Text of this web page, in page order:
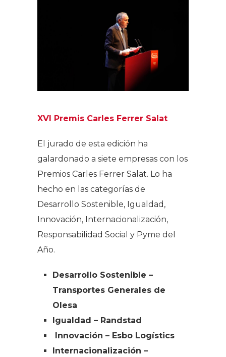
XVI Premis Carles Ferrer Salat
El jurado de esta edición ha
galardonado a siete empresas con los
Premios Carles Ferrer Salat. Lo ha
hecho en las categorías de
Desarrollo Sostenible, Igualdad,
Innovación, Internacionalización,
Responsabilidad Social y Pyme del
Año.
Desarrollo Sostenible –
Transportes Generales de
Olesa
Igualdad – Randstad
Innovación – Esbo Logístics
Internacionalización –